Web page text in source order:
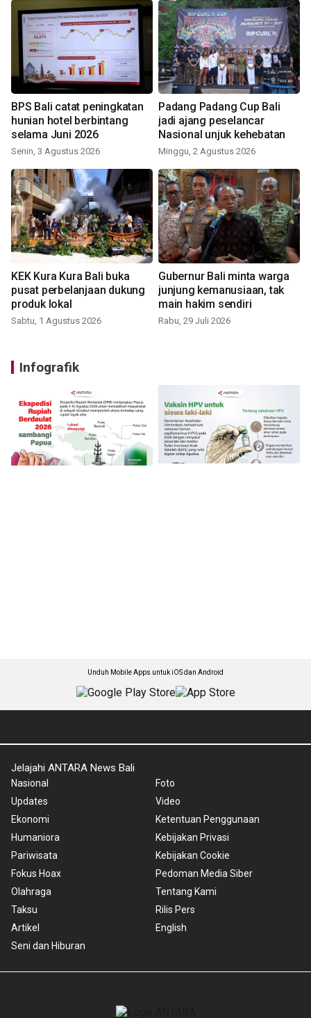
BPS Bali catat peningkatan
hunian hotel berbintang
selama Juni 2026
Senin, 3 Agustus 2026
Padang Padang Cup Bali
jadi ajang peselancar
Nasional unjuk kehebatan
Minggu, 2 Agustus 2026
KEK Kura Kura Bali buka
pusat perbelanjaan dukung
produk lokal
Sabtu, 1 Agustus 2026
Gubernur Bali minta warga
junjung kemanusiaan, tak
main hakim sendiri
Rabu, 29 Juli 2026
Infografik
Unduh Mobile Apps untuk iOS dan Android
Jelajahi ANTARA News Bali
Nasional
Updates
Ekonomi
Humaniora
Pariwisata
Fokus Hoax
Olahraga
Taksu
Artikel
Seni dan Hiburan
Foto
Video
Ketentuan Penggunaan
Kebijakan Privasi
Kebijakan Cookie
Pedoman Media Siber
Tentang Kami
Rilis Pers
English